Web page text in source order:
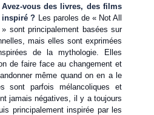
Avez-vous des livres, des films
inspiré ?
Les paroles de « Not All
sont principalement basées sur
mais elles sont exprimées
de la mythologie. Elles
de faire face au changement et
même quand on en a le
sont parfois mélancoliques et
jamais négatives, il y a toujours
principalement inspirée par les